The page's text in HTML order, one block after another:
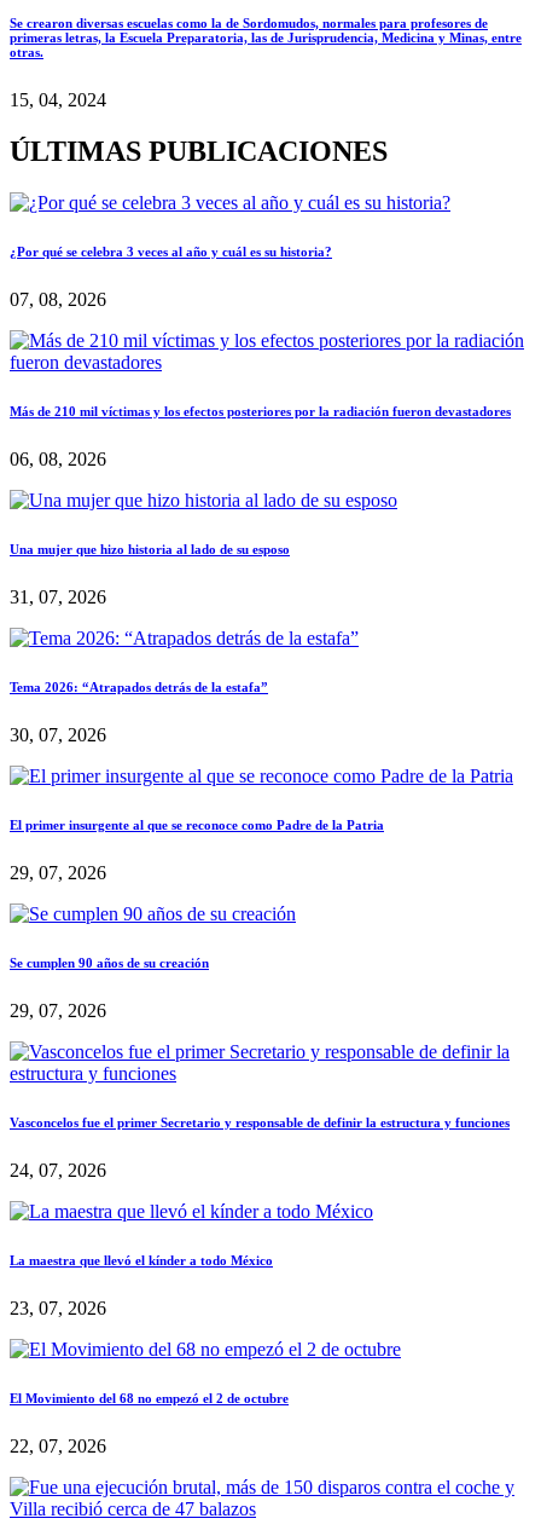
Se crearon diversas escuelas como la de Sordomudos, normales para profesores de
primeras letras, la Escuela Preparatoria, las de Jurisprudencia, Medicina y Minas, entre
otras.
15, 04, 2024
ÚLTIMAS PUBLICACIONES
¿Por qué se celebra 3 veces al año y cuál es su historia?
07, 08, 2026
Más de 210 mil víctimas y los efectos posteriores por la radiación fueron devastadores
06, 08, 2026
Una mujer que hizo historia al lado de su esposo
31, 07, 2026
Tema 2026: “Atrapados detrás de la estafa”
30, 07, 2026
El primer insurgente al que se reconoce como Padre de la Patria
29, 07, 2026
Se cumplen 90 años de su creación
29, 07, 2026
Vasconcelos fue el primer Secretario y responsable de definir la estructura y funciones
24, 07, 2026
La maestra que llevó el kínder a todo México
23, 07, 2026
El Movimiento del 68 no empezó el 2 de octubre
22, 07, 2026